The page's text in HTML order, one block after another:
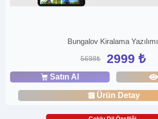
Bungalov Kiralama Yazılımı
5698₺ 2999 ₺
Satın Al
Ürün Detay